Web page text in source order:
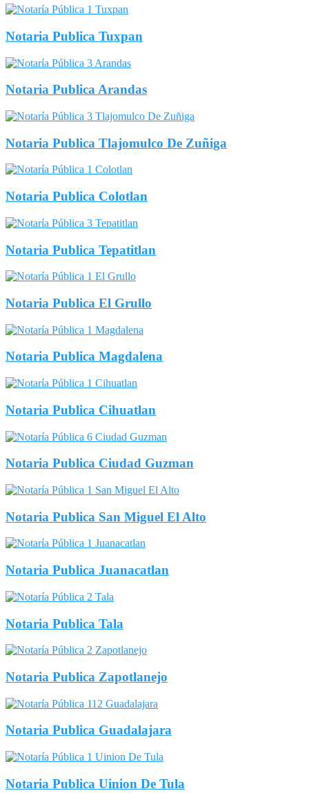
Notaria Publica Tuxpan
Notaria Publica Arandas
Notaria Publica Tlajomulco De Zuñiga
Notaria Publica Colotlan
Notaria Publica Tepatitlan
Notaria Publica El Grullo
Notaria Publica Magdalena
Notaria Publica Cihuatlan
Notaria Publica Ciudad Guzman
Notaria Publica San Miguel El Alto
Notaria Publica Juanacatlan
Notaria Publica Tala
Notaria Publica Zapotlanejo
Notaria Publica Guadalajara
Notaria Publica Uinion De Tula